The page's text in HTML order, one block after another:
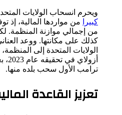
ويحرم انسحاب الولايات
كبيرا
من إجمالي موازنة المنظمة.
كذلك على مكانتها. ووعد
الولايات المتحدة إلى
ترامب الأول سحب بلده منها.
تعزيز القاعدة